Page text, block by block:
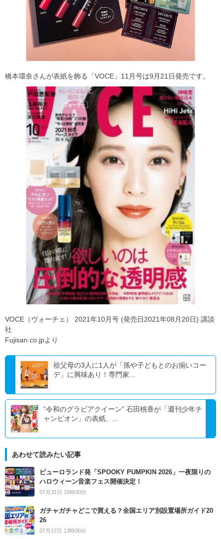
橋本環奈さんが表紙を飾る「VOCE」11月号は9月21日発売です。
VOCE（ヴォーチェ） 2021年10月号 (発売日2021年08月20日) 講談
社
Fujisan.co.jpより
祖父母の3人に1人が「孫や子どもとのお揃いコー
デ」に興味あり！専門家...
“令和のグラビアクイーン” 石田桃香が「週刊少年チ
ャンピオン」の表紙、...
あわせて読みたい記事
ピューロランド発「SPOOKY PUMPKIN 2026」一夜限りの
ハロウィーン音楽フェス開催決定！
07月31日 15時00分
ガチャガチャどこで買える？全国エリア別設置場所ガイド20
26
07月17日 13時00分